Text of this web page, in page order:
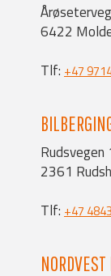
6422
Tlf: +47
Rudsvegen
2361
Tlf: +47